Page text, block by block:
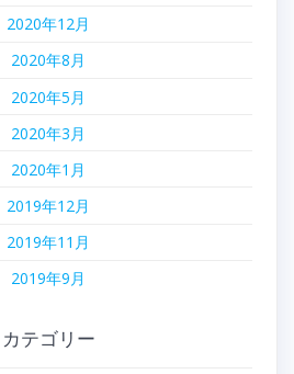
2020年12月
2020年8月
2020年5月
2020年3月
2020年1月
2019年12月
2019年11月
2019年9月
カテゴリー